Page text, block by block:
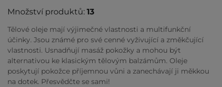
Množství produktů: 13
Tělové oleje mají výjimečné vlastnosti a multifunkční
účinky. Jsou známé pro své cenné vyživující a změkčující
vlastnosti. Usnadňují masáž pokožky a mohou být
alternativou ke klasickým tělovým balzámům. Oleje
poskytují pokožce příjemnou vůni a zanechávají ji měkkou
na dotek. Přesvědčte se sami!